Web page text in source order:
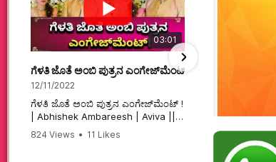
03:01
ಗೆಳತಿ ಜೊತೆ ಅಂಬಿ ಪುತ್ರನ ಎಂಗೇಜ್‌ಮೆಂಟ್ ! | Abhishek
12/11/2022
ಗೆಳತಿ ಜೊತೆ ಅಂಬಿ ಪುತ್ರನ ಎಂಗೇಜ್‌ಮೆಂಟ್ !
| Abhishek Ambareesh | Aviva ||
824 Views • 11 Likes
ಮಗನಿಗಾಗಿಯೇ
#karnataka
#sandalwood
74 Views • 2